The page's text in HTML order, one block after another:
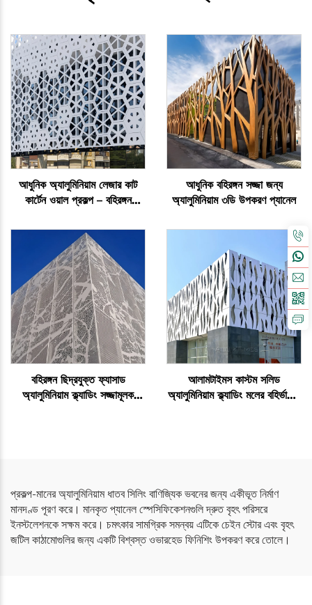
আধুনিক অ্যালুমিনিয়াম লেজার কাট
কার্টেন ওয়াল প্রকল্প – বহিরঙ্গন
আধুনিক বহিরঙ্গন সজ্জা জন্য
অ্যালুমিনিয়াম ৩ডি উপকরণ প্যানেল
বহিরঙ্গন ছিদ্রযুক্ত ফ্যাসাড
অ্যালুমিনিয়াম ক্ল্যাডিং সজ্জামূলক
আলামটাইমস কাস্টম সলিড
অ্যালুমিনিয়াম ক্ল্যাডিং মলের বহির্ভাগের
প্রকল্প-মানের অ্যালুমিনিয়াম ধাতব সিলিং বাণিজ্যিক ভবনের জন্য একীভূত নির্মাণ
মানদণ্ড পূরণ করে। মানকৃত প্যানেল স্পেসিফিকেশনগুলি দ্রুত বৃহৎ পরিসরে
ইনস্টলেশনকে সক্ষম করে। চমৎকার সামগ্রিক সমন্বয় এটিকে চেইন স্টোর এবং বৃহৎ
জটিল কাঠামোগুলির জন্য একটি বিশ্বস্ত ওভারহেড ফিনিশিং উপকরণ করে তোলে।